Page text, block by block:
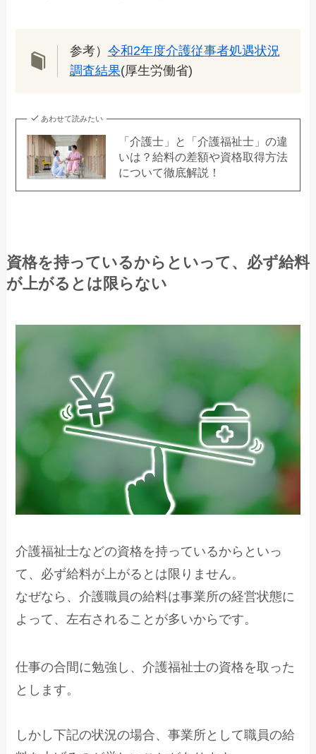
参考） 令和2年度介護従事者処遇状況
調査結果(厚生労働省)
あわせて読みたい
「介護士」と「介護福祉士」の違
いは？給料の差額や資格取得方法
について徹底解説！
資格を持っているからといって、必ず給料
が上がるとは限らない
介護福祉士などの資格を持っているからといっ
て、必ず給料が上がるとは限りません。
なぜなら、介護職員の給料は事業所の経営状態に
よって、左右されることが多いからです。
仕事の合間に勉強し、介護福祉士の資格を取った
とします。
しかし下記の状況の場合、事業所として職員の給